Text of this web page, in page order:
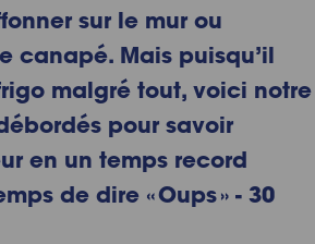
sur le mur ou
canapé. Mais puisqu’il
malgré tout, voici notre
pour savoir
en un temps record
de dire « Oups » - 30